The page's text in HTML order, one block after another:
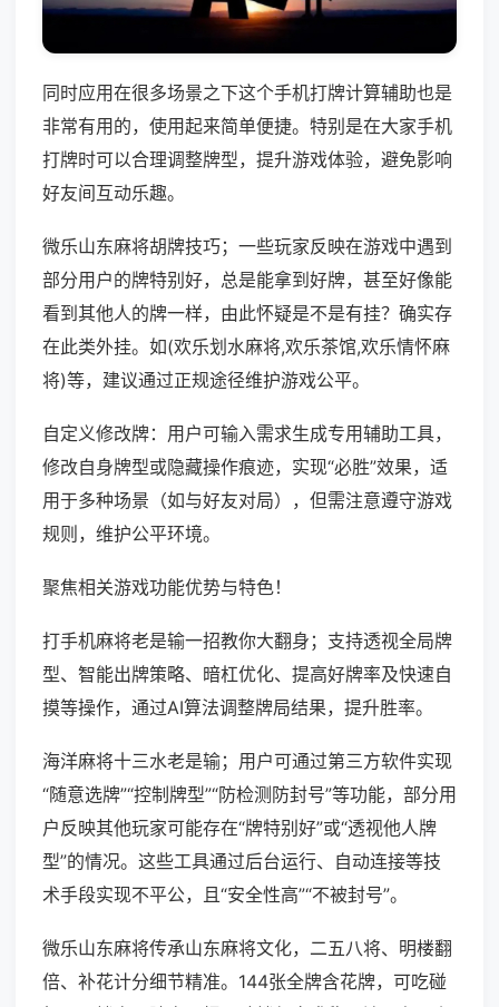
同时应用在很多场景之下这个手机打牌计算辅助也是
非常有用的，使用起来简单便捷。特别是在大家手机
打牌时可以合理调整牌型，提升游戏体验，避免影响
好友间互动乐趣。
微乐山东麻将胡牌技巧；一些玩家反映在游戏中遇到
部分用户的牌特别好，总是能拿到好牌，甚至好像能
看到其他人的牌一样，由此怀疑是不是有挂？确实存
在此类外挂。如(欢乐划水麻将,欢乐茶馆,欢乐情怀麻
将)等，建议通过正规途径维护游戏公平。
自定义修改牌：用户可输入需求生成专用辅助工具，
修改自身牌型或隐藏操作痕迹，实现“必胜”效果，适
用于多种场景（如与好友对局），但需注意遵守游戏
规则，维护公平环境。
聚焦相关游戏功能优势与特色！
打手机麻将老是输一招教你大翻身；支持透视全局牌
型、智能出牌策略、暗杠优化、提高好牌率及快速自
摸等操作，通过AI算法调整牌局结果，提升胜率。
海洋麻将十三水老是输；用户可通过第三方软件实现
“随意选牌”“控制牌型”“防检测防封号”等功能，部分用
户反映其他玩家可能存在“牌特别好”或“透视他人牌
型”的情况。这些工具通过后台运行、自动连接等技
术手段实现不平公，且“安全性高”“不被封号”。
微乐山东麻将传承山东麻将文化，二五八将、明楼翻
倍、补花计分细节精准。144张全牌含花牌，可吃碰